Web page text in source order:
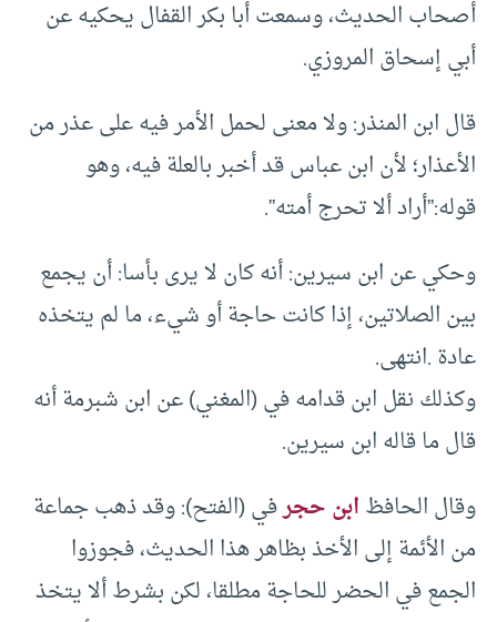
أصحاب الحديث، وسمعت أبا بكر القفال يحكيه عن
أبي إسحاق المروزي.
قال ابن المنذر: ولا معنى لحمل الأمر فيه على عذر من
الأعذار؛ لأن ابن عباس قد أخبر بالعلة فيه، وهو
قوله:”أراد ألا تحرج أمته”.
وحكي عن ابن سيرين: أنه كان لا يرى بأسا: أن يجمع
بين الصلاتين، إذا كانت حاجة أو شيء، ما لم يتخذه
عادة .انتهى.
وكذلك نقل ابن قدامه في (المغني) عن ابن شبرمة أنه
قال ما قاله ابن سيرين.
وقال الحافظابن حجرفي (الفتح): وقد ذهب جماعة
من الأئمة إلى الأخذ بظاهر هذا الحديث، فجوزوا
الجمع في الحضر للحاجة مطلقا، لكن بشرط ألا يتخذ